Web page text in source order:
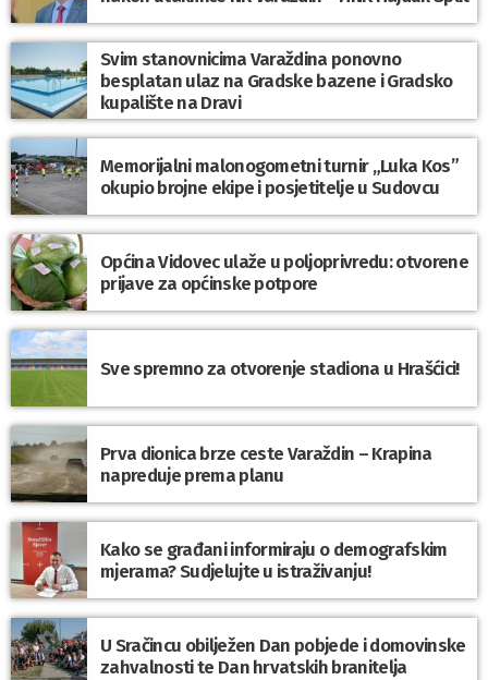
Svim stanovnicima Varaždina ponovno
besplatan ulaz na Gradske bazene i Gradsko
kupalište na Dravi
Memorijalni malonogometni turnir „Luka Kos”
okupio brojne ekipe i posjetitelje u Sudovcu
Općina Vidovec ulaže u poljoprivredu: otvorene
prijave za općinske potpore
Sve spremno za otvorenje stadiona u Hrašćici!
Prva dionica brze ceste Varaždin – Krapina
napreduje prema planu
Kako se građani informiraju o demografskim
mjerama? Sudjelujte u istraživanju!
U Sračincu obilježen Dan pobjede i domovinske
zahvalnosti te Dan hrvatskih branitelja